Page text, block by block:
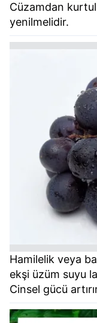
Cüzamdan
yenilmelidir.
Hamilelik veya
ekşi üzüm suyu
Cinsel gücü